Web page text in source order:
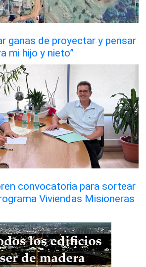
ganas de proyectar y pensar
mi hijo y nieto”
convocatoria para sortear
Viviendas Misioneras